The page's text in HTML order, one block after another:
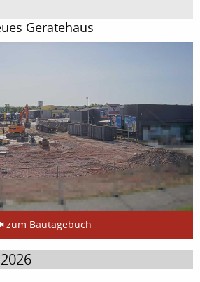
Gerätehaus
zum Bautagebuch